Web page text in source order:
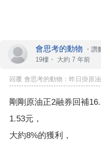
會思考的動物 ・ 讚
19樓・ 大約 7 年前
回覆 會思考的動物：昨日掛原
剛剛原油正2融券回補
1.53元，
大約8%的獲利，